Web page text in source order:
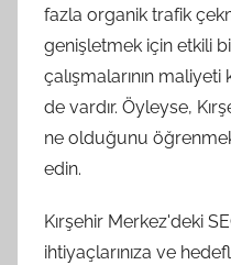
fazla organik trafik
genişletmek için etkili
çalışmalarının
de vardır. Öyleyse,
ne olduğunu
edin.
Kırşehir Merkez'deki
ihtiyaçlarınıza ve